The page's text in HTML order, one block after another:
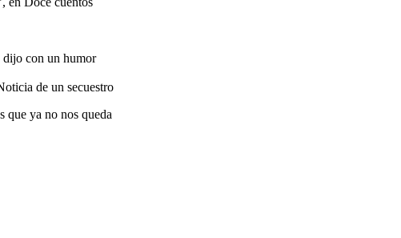
dijo con un humor
de un secuestro
ya no nos queda